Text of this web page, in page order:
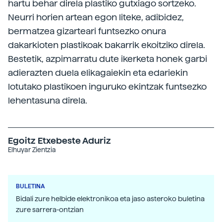
hartu behar direla plastiko gutxiago sortzeko.
Neurri horien artean egon liteke, adibidez,
bermatzea gizarteari funtsezko onura
dakarkioten plastikoak bakarrik ekoitziko direla.
Bestetik, azpimarratu dute ikerketa honek garbi
adierazten duela elikagaiekin eta edariekin
lotutako plastikoen inguruko ekintzak funtsezko
lehentasuna direla.
Egoitz Etxebeste Aduriz
Elhuyar Zientzia
BULETINA
Bidali zure helbide elektronikoa eta jaso asteroko buletina
zure sarrera-ontzian